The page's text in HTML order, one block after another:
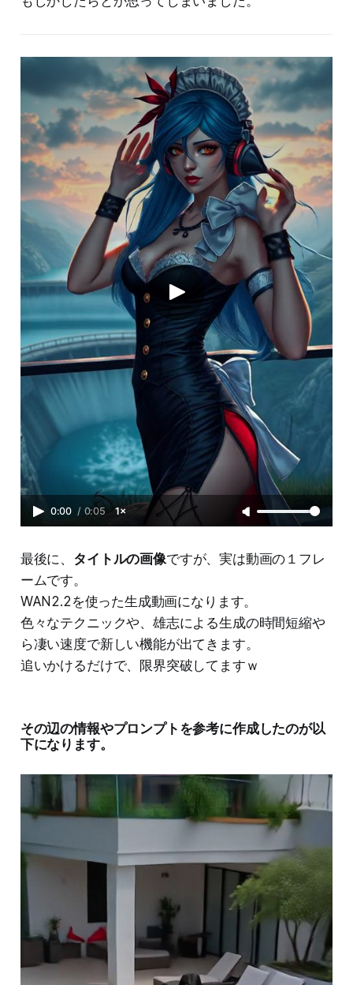
0:00 / 0:05 1×
最後に、 タイトルの画像ですが、実は動画の１フレ
ームです。
WAN2.2を使った生成動画になります。
色々なテクニックや、雄志による生成の時間短縮や
ら凄い速度で新しい機能が出てきます。
追いかけるだけで、限界突破してますｗ
その辺の情報やプロンプトを参考に作成したのが以
下になります。